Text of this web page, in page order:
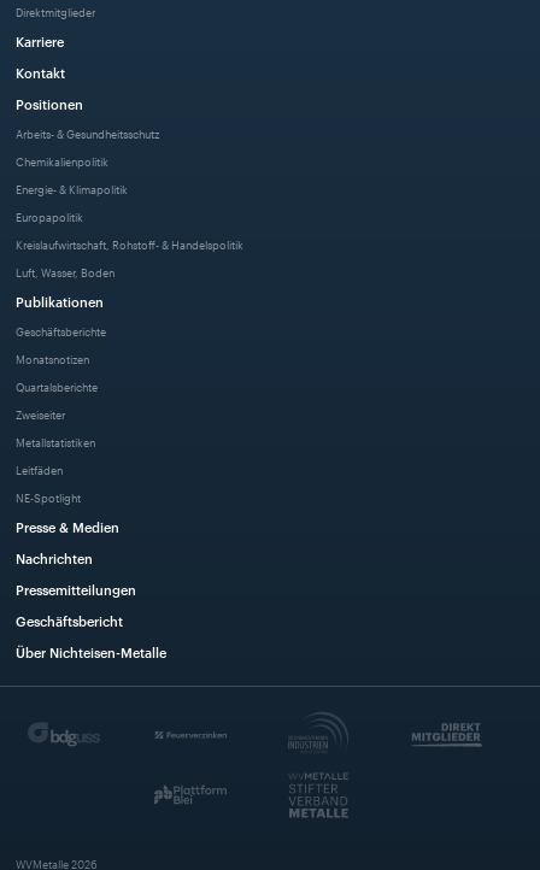
Direktmitglieder
Karriere
Kontakt
Positionen
Arbeits- & Gesundheitsschutz
Chemikalienpolitik
Energie- & Klimapolitik
Europapolitik
Kreislaufwirtschaft, Rohstoff- & Handelspolitik
Luft, Wasser, Boden
Publikationen
Geschäftsberichte
Monatsnotizen
Quartalsberichte
Zweiseiter
Metallstatistiken
Leitfäden
NE-Spotlight
Presse & Medien
Nachrichten
Pressemitteilungen
Geschäftsbericht
Über Nichteisen-Metalle
WVMetalle2026